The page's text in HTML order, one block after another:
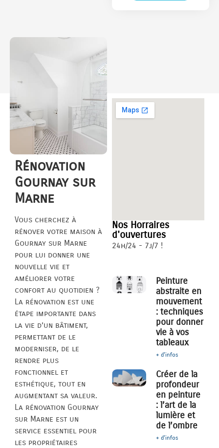
Rénovation
Gournay sur
Marne
Vous cherchez à
rénover votre maison à
Gournay sur Marne
pour lui donner une
nouvelle vie et
améliorer votre
confort au quotidien ?
La rénovation est une
étape importante dans
la vie d’un bâtiment,
permettant de le
moderniser, de le
rendre plus
fonctionnel et
esthétique, tout en
augmentant sa valeur.
La rénovation Gournay
sur Marne est un
service essentiel pour
les propriétaires
Nos Horraires
d'ouvertures
24h/24 - 7j/7 !
Peinture
abstraite en
mouvement
: techniques
pour donner
vie à vos
tableaux
+ d'infos
Créer de la
profondeur
en peinture
: l’art de la
lumière et
de l’ombre
+ d'infos